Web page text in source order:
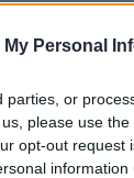
My Personal
or
please use
opt-out request
czy to coś